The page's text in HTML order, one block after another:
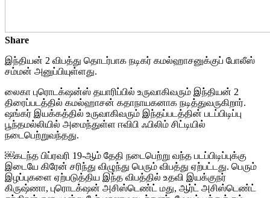
Share
இந்தியன் 2 விபத்து தொடர்பாக நடிகர் கமல்ஹாசனுக்குப் போலீஸ்
சம்மன் அனுப்பியுள்ளது.
லைகா புரொடக்‌ஷன்ஸ் தயாரிப்பில் உருவாகிவரும் இந்தியன் 2
திரைப்படத்தில் கமல்ஹாசன் கதாநாயகனாக நடித்துவருகிறார்.
ஷங்கர் இயக்கத்தில் உருவாகிவரும் இந்தப்படத்தின் படப்பிடிப்பு
பூந்தமல்லியில் அமைந்துள்ள ஈவிபி ஃபிலிம் சிட்டியில்
நடைபெற்றுவந்தது.
￼கடந்த பிப்ரவரி 19-ஆம் தேதி நடைபெற்று வந்த படப்பிடிப்புக்கு
இடையே கிரேன் சரிந்து விழுந்து பெரும் விபத்து ஏற்பட்டது. பெரும்
இழப்புகளை ஏற்படுத்திய இந்த விபத்தில் உதவி இயக்குநர்
கிருஷ்ணா, புரொடக்‌ஷன் அசிஸ்டெண்ட் மது, ஆர்ட் அசிஸ்டெண்ட்